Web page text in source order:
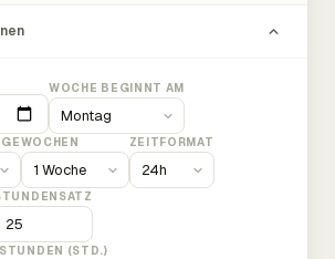
WOCHE BEGINNT AM
WOCHEN ZEITFORMAT
(STD.)